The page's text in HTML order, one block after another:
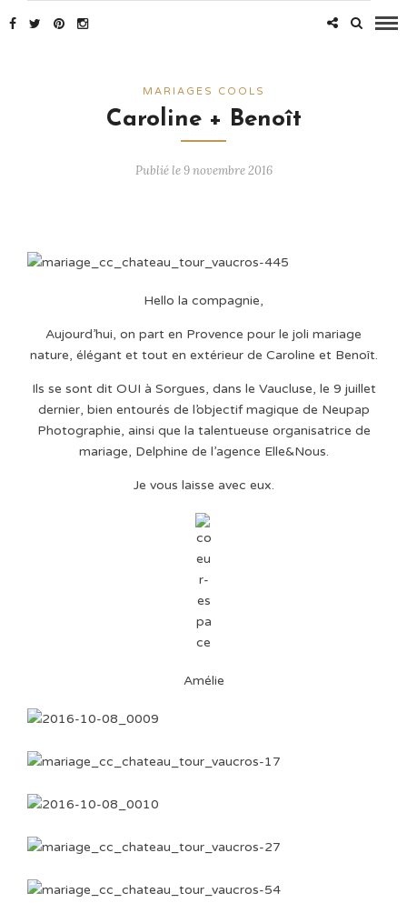
MARIAGES COOLS
Caroline + Benoît
Publié le 9 novembre 2016
Hello la compagnie,
Aujourd’hui, on part en Provence pour le joli mariage
nature, élégant et tout en extérieur de Caroline et Benoît.
Ils se sont dit OUI à Sorgues, dans le Vaucluse, le 9 juillet
dernier, bien entourés de l’objectif magique de Neupap
Photographie, ainsi que la talentueuse organisatrice de
mariage, Delphine de l’agence Elle&Nous.
Je vous laisse avec eux.
Amélie